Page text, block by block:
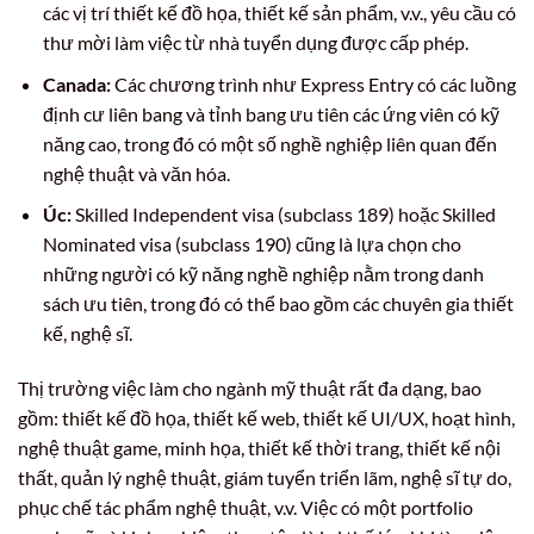
các vị trí thiết kế đồ họa, thiết kế sản phẩm, v.v., yêu cầu có
thư mời làm việc từ nhà tuyển dụng được cấp phép.
Canada:Các chương trình như Express Entry có các luồng
định cư liên bang và tỉnh bang ưu tiên các ứng viên có kỹ
năng cao, trong đó có một số nghề nghiệp liên quan đến
nghệ thuật và văn hóa.
Úc:Skilled Independent visa (subclass 189) hoặc Skilled
Nominated visa (subclass 190) cũng là lựa chọn cho
những người có kỹ năng nghề nghiệp nằm trong danh
sách ưu tiên, trong đó có thể bao gồm các chuyên gia thiết
kế, nghệ sĩ.
Thị trường việc làm cho ngành mỹ thuật rất đa dạng, bao
gồm: thiết kế đồ họa, thiết kế web, thiết kế UI/UX, hoạt hình,
nghệ thuật game, minh họa, thiết kế thời trang, thiết kế nội
thất, quản lý nghệ thuật, giám tuyển triển lãm, nghệ sĩ tự do,
phục chế tác phẩm nghệ thuật, v.v. Việc có một portfolio